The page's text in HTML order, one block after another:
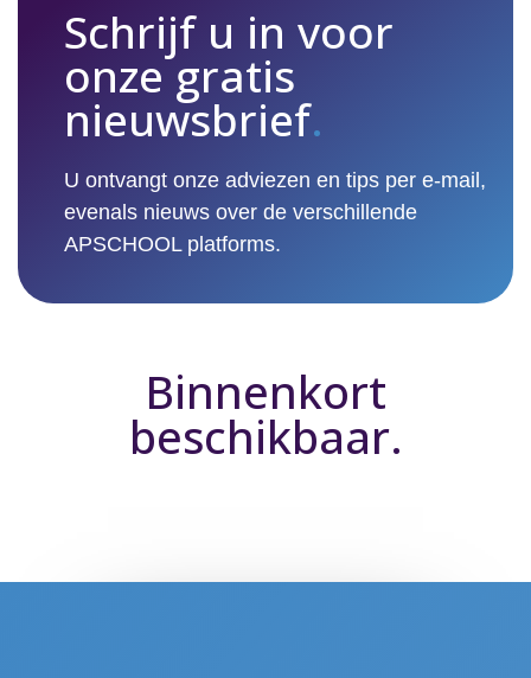
Schrijf u in voor
onze gratis
nieuwsbrief.
U ontvangt onze adviezen en tips per e-mail,
evenals nieuws over de verschillende
APSCHOOL platforms.
Binnenkort
beschikbaar.